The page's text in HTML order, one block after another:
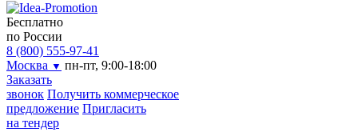
Бесплатно
по России
8 (800) 555-97-41
Москва ▼ пн-пт, 9:00-18:00
Заказать
звонок Получить коммерческое
предложение Пригласить
на тендер